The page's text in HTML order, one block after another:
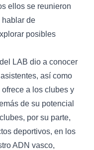
ellos se reunieron
hablar de
posibles
LAB dio a conocer
así como
a los clubes y
de su potencial
por su parte,
deportivos, en los
ADN vasco,